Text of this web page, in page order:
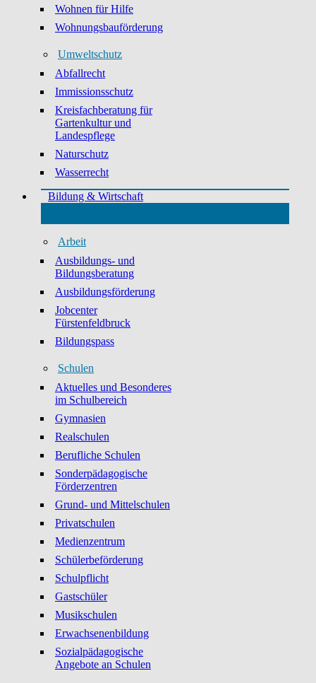
Wohnen für Hilfe
Wohnungsbauförderung
Umweltschutz
Abfallrecht
Immissionsschutz
Kreisfachberatung für
Gartenkultur und
Landespflege
Naturschutz
Wasserrecht
Bildung & Wirtschaft
Arbeit
Ausbildungs- und
Bildungsberatung
Ausbildungsförderung
Jobcenter
Fürstenfeldbruck
Bildungspass
Schulen
Aktuelles und Besonderes
im Schulbereich
Gymnasien
Realschulen
Berufliche Schulen
Sonderpädagogische
Förderzentren
Grund- und Mittelschulen
Privatschulen
Medienzentrum
Schülerbeförderung
Schulpflicht
Gastschüler
Musikschulen
Erwachsenenbildung
Sozialpädagogische
Angebote an Schulen